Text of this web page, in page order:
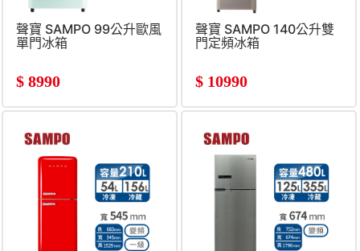
聲寶 SAMPO 99公升歐風
單門冰箱
$ 8990
聲寶 SAMPO 140公升雙
門定頻冰箱
$ 10990